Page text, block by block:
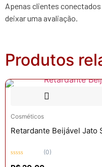
Apenas clientes
deixar uma avaliação.
Produtos
Cosméticos
Retardante Beijável Jato
(0)